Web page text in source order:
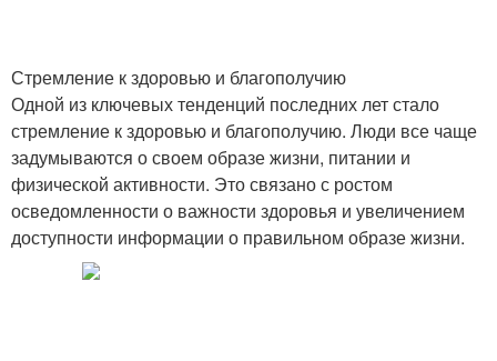
Стремление к здоровью и благополучию
Одной из ключевых тенденций последних лет стало
стремление к здоровью и благополучию. Люди все чаще
задумываются о своем образе жизни, питании и
физической активности. Это связано с ростом
осведомленности о важности здоровья и увеличением
доступности информации о правильном образе жизни.